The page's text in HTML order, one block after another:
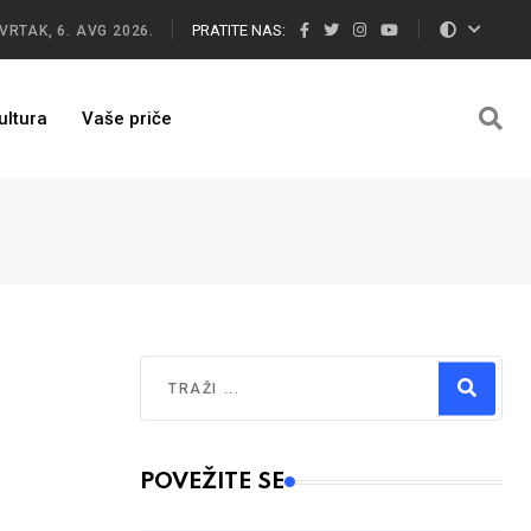
6. AVG 2026. PRATITE NAS:
Vaše priče
Type 2 or more characters for results.
POVEŽITE SE